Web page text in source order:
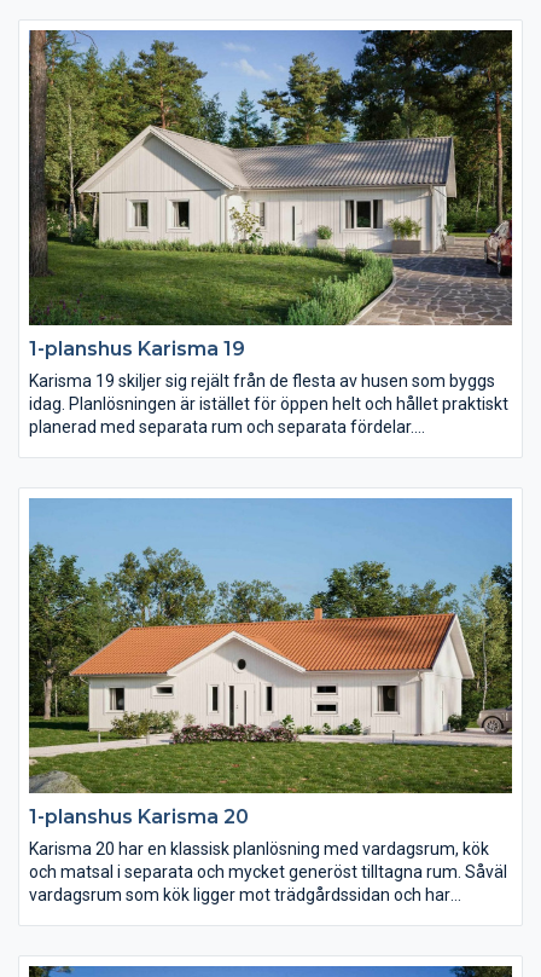
riktigt lyxigt master bedroom.
1-planshus Karisma 19
Karisma 19 skiljer sig rejält från de flesta av husen som byggs
idag. Planlösningen är istället för öppen helt och hållet praktiskt
planerad med separata rum och separata fördelar.
en egen passage ligger de två barn- och ungdomssovrummen
1-planshus Karisma 20
Karisma 20 har en klassisk planlösning med vardagsrum, kök
och matsal i separata och mycket generöst tilltagna rum. Såväl
vardagsrum som kök ligger mot trädgårdssidan och har
fån carport eller garage.